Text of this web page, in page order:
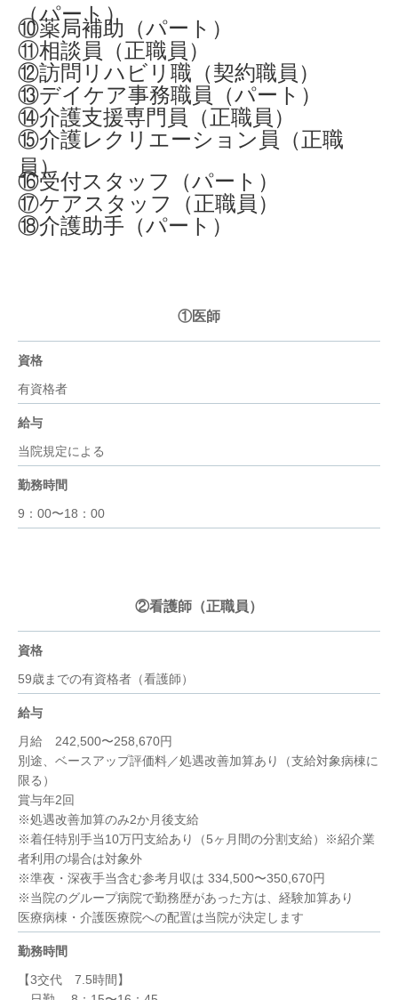
（パート）
⑩薬局補助（パート）
⑪相談員（正職員）
⑫訪問リハビリ職（契約職員）
⑬デイケア事務職員（パート）
⑭介護支援専門員（正職員）
⑮介護レクリエーション員（正職
員）
⑯受付スタッフ（パート）
⑰ケアスタッフ（正職員）
⑱介護助手（パート）
①医師
資格
有資格者
給与
当院規定による
勤務時間
9：00〜18：00
②看護師（正職員）
資格
59歳までの有資格者（看護師）
給与
月給 242,500〜258,670円
別途、ベースアップ評価料／処遇改善加算あり（支給対象病棟に
限る）
賞与年2回
※処遇改善加算のみ2か月後支給
※着任特別手当10万円支給あり（5ヶ月間の分割支給）※紹介業
者利用の場合は対象外
※準夜・深夜手当含む参考月収は 334,500〜350,670円
※当院のグループ病院で勤務歴があった方は、経験加算あり
医療病棟・介護医療院への配置は当院が決定します
勤務時間
【3交代 7.5時間】